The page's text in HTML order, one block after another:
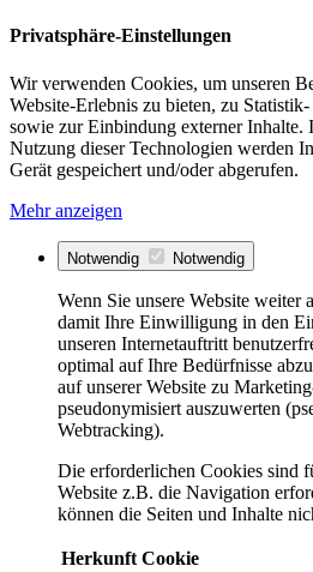
Privatsphäre-Einstellungen
Wir verwenden Cookies, um unseren
Website-Erlebnis zu bieten, zu
sowie zur Einbindung externer Inhalte.
Nutzung dieser Technologien werden
Gerät gespeichert und/oder abgerufen.
Mehr anzeigen
Notwendig Notwendig
Wenn Sie unsere Website weiter
damit Ihre Einwilligung in den
unseren Internetauftritt
optimal auf Ihre Bedürfnisse
auf unserer Website zu
pseudonymisiert auszuwerten
Webtracking).
Die erforderlichen Cookies sind
Website z.B. die Navigation
können die Seiten und Inhalte
Herkunft Cookie